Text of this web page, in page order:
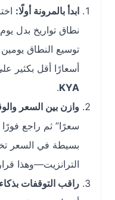
ابدأ بالمرونة أولًا:اختر
نطاق تواريخ بدل يوم
توسيع النطاق يومين
أسعارًا أقل بكثير على
وازن بين السعر والوقت:
سعرًا” ثم راجع فورًا
بسيطة في السعر
الترانزيت—وهذا
راقب التوقفات بذكاء: